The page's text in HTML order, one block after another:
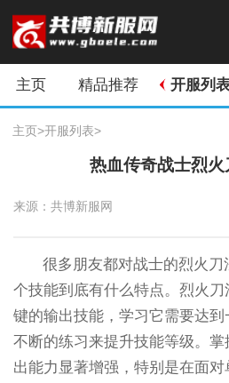
主页 精品推荐 开服列
主页>开服列表>
热血传奇战士烈
来源：共博新服网
很多朋友都对战士的烈火
个技能到底有什么特点。烈火
键的输出技能，学习它需要达
不断的练习来提升技能等级。
出能力显著增强，特别是在面